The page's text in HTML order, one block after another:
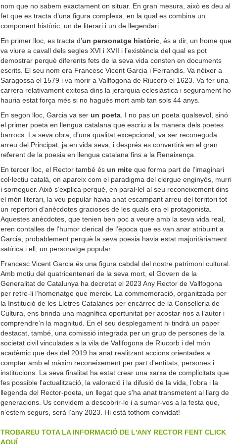
nom que no sabem exactament on situar. En gran mesura, això es deu al
fet que es tracta d’una figura complexa, en la qual es combina un
component històric, un de literari i un de llegendari.
En primer lloc, es tracta d’un personatge històric , és a dir, un home que
va viure a cavall dels segles XVI i XVII i l’existència del qual es pot
demostrar perquè diferents fets de la seva vida consten en documents
escrits. El seu nom era Francesc Vicent Garcia i Ferrandis. Va néixer a
Saragossa el 1579 i va morir a Vallfogona de Riucorb el 1623. Va fer una
carrera relativament exitosa dins la jerarquia eclesiàstica i segurament ho
hauria estat força més si no hagués mort amb tan sols 44 anys.
En segon lloc, Garcia va ser un poeta . I no pas un poeta qualsevol, sinó
el primer poeta en llengua catalana que escriu a la manera dels poetes
barrocs. La seva obra, d’una qualitat excepcional, va ser reconeguda
arreu del Principat, ja en vida seva, i després es convertirà en el gran
referent de la poesia en llengua catalana fins a la Renaixença.
En tercer lloc, el Rector també és un mite que forma part de l’imaginari
col·lectiu català, on apareix com el paradigma del clergue enginyós, murri
i sorneguer. Això s’explica perquè, en paral·lel al seu reconeixement dins
el món literari, la veu popular havia anat escampant arreu del territori tot
un repertori d’anècdotes gracioses de les quals era el protagonista.
Aquestes anècdotes, que tenien ben poc a veure amb la seva vida real,
eren contalles de l’humor clerical de l’època que es van anar atribuint a
Garcia, probablement perquè la seva poesia havia estat majoritàriament
satírica i ell, un personatge popular.
Francesc Vicent Garcia és una figura cabdal del nostre patrimoni cultural.
Amb motiu del quatricentenari de la seva mort, el Govern de la
Generalitat de Catalunya ha decretat el 2023 Any Rector de Vallfogona
per retre-li l’homenatge que mereix. La commemoració, organitzada per
la Institució de les Lletres Catalanes per encàrrec de la Conselleria de
Cultura, ens brinda una magnífica oportunitat per acostar-nos a l’autor i
comprendre’n la magnitud. En el seu desplegament hi tindrà un paper
destacat, també, una comissió integrada per un grup de persones de la
societat civil vinculades a la vila de Vallfogona de Riucorb i del món
acadèmic que des del 2019 ha anat realitzant accions orientades a
comptar amb el màxim reconeixement per part d'entitats, persones i
institucions. La seva finalitat ha estat crear una xarxa de complicitats que
fes possible l'actualització, la valoració i la difusió de la vida, l'obra i la
llegenda del Rector-poeta, un llegat que s'ha anat transmetent al llarg de
generacions. Us convidem a descobrir-lo i a sumar-vos a la festa que,
n’estem segurs, serà l’any 2023. Hi està tothom convidat!
TROBAREU TOTA LA INFORMACIÓ DE L'ANY RECTOR FENT CLICK
AQUÍ